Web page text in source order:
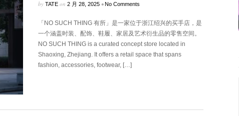
by TATEon 2 月 28, 2025 •No Comments
「NO SUCH THING 有所」是一家位于浙江绍兴的买手店，是
一个涵盖时装、配饰、鞋履、家居及艺术衍生品的零售空间。
NO SUCH THING is a curated concept store located in
Shaoxing, Zhejiang. It offers a retail space that spans
fashion, accessories, footwear, […]